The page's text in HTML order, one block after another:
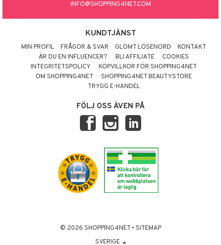
INFO@SHOPPING4NET.COM
KUNDTJÄNST
MIN PROFIL FRÅGOR & SVAR GLÖMT LÖSENORD
KONTAKT
ÄR DU EN INFLUENCER?
BLI AFFILIATE
COOKIES
INTEGRITETSPOLICY
KÖPVILLKOR FÖR SHOPPING4NET
OM SHOPPING4NET
SHOPPING4NET BEAUTYSTORE
TRYGG E-HANDEL
FÖLJ OSS ÄVEN PÅ
© 2026 SHOPPING4NET • SITEMAP
SVERIGE